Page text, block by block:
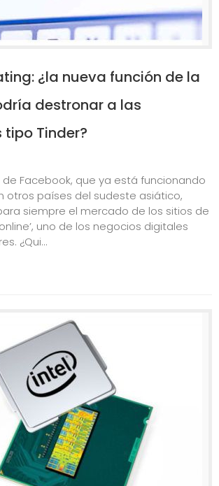
¿la nueva función de la
destronar a las
Tinder?
Facebook, que ya está funcionando
otros países del sudeste asiático,
siempre el mercado de los sitios de
uno de los negocios digitales
¿Qui...